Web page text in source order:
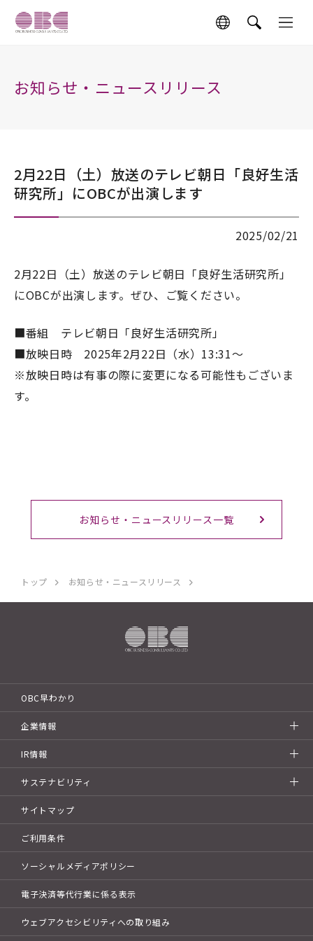
トップ お知らせ・ニュースリリース
お知らせ・ニュースリリース
2月22日（土）放送のテレビ朝日「良好生活
研究所」にOBCが出演します
2025/02/21
2月22日（土）放送のテレビ朝日「良好生活研究所」
にOBCが出演します。ぜひ、ご覧ください。
■番組 テレビ朝日「良好生活研究所」
■放映日時 2025年2月22日（水）13:31～
※放映日時は有事の際に変更になる可能性もございま
す。
お知らせ・ニュースリリース一覧
OBC早わかり
企業情報
IR情報
サステナビリティ
サイトマップ
ご利用条件
ソーシャルメディアポリシー
電子決済等代行業に係る表示
ウェブアクセシビリティへの取り組み